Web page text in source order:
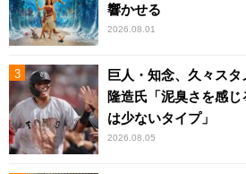
響かせる
2026.08.01
巨人・知念、久々ス
隆造氏「泥臭さを感
は少ないタイプ」
2026.08.05